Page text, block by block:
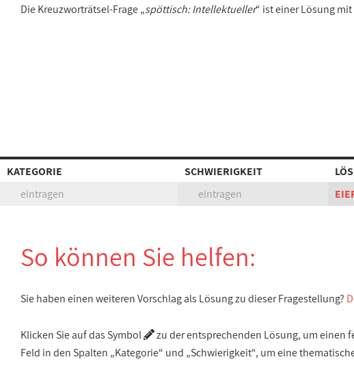
Die Kreuzworträtsel-Frage „spöttisch: Intellektueller“ ist einer Lösung
KATEGORIE SCHWIERIGKEIT
eintragen
eintragen
So können Sie helfen:
Sie haben einen weiteren Vorschlag als Lösung zu dieser Fragestellung?
Klicken Sie auf das Symbol
zu der entsprechenden Lösung, um einen
Feld in den Spalten „Kategorie“ und „Schwierigkeit“, um eine